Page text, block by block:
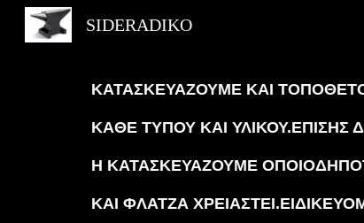
SIDERADIKO
ΚΑΤΑΣΚΕΥΑΖΟΥΜΕ ΚΑΙ
ΚΑΘΕ ΤΥΠΟΥ ΚΑΙ ΥΛΙΚΟΥ.ΕΠΙΣΗΣ
Η ΚΑΤΑΣΚΕΥΑΖΟΥΜΕ
ΚΑΙ ΦΛΑΤΖΑ